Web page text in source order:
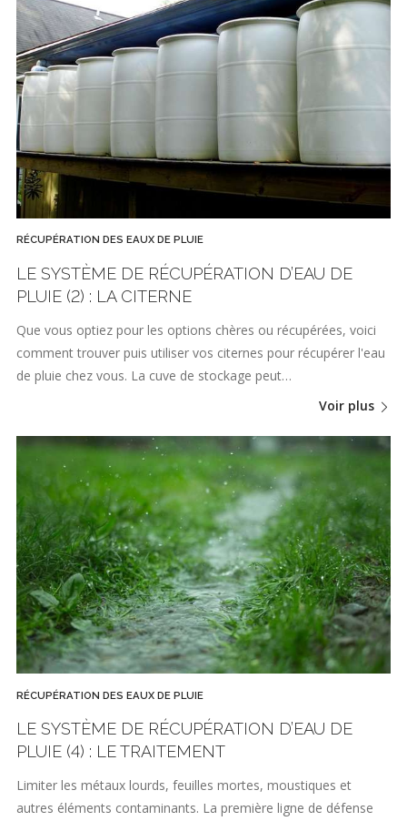
RÉCUPÉRATION DES EAUX DE PLUIE
LE SYSTÈME DE RÉCUPÉRATION D’EAU DE
PLUIE (2) : LA CITERNE
Que vous optiez pour les options chères ou récupérées, voici
comment trouver puis utiliser vos citernes pour récupérer l'eau
de pluie chez vous. La cuve de stockage peut…
Voir plus
RÉCUPÉRATION DES EAUX DE PLUIE
LE SYSTÈME DE RÉCUPÉRATION D’EAU DE
PLUIE (4) : LE TRAITEMENT
Limiter les métaux lourds, feuilles mortes, moustiques et
autres éléments contaminants. La première ligne de défense